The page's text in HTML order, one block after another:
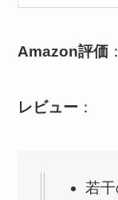
Amazon評価
レビュー ：
若